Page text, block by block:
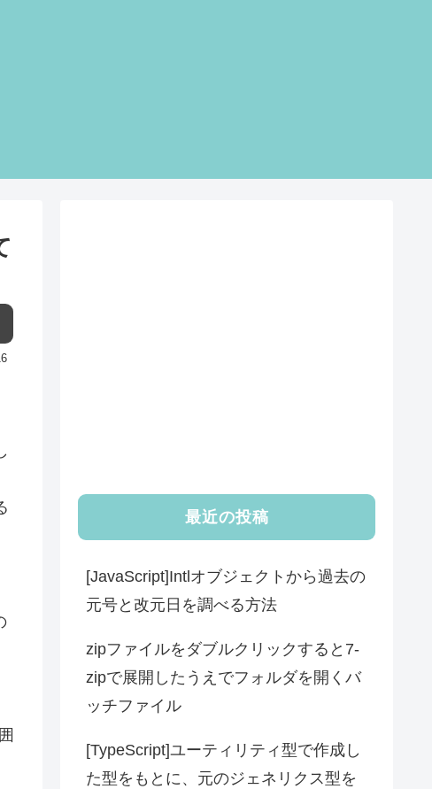
最近の投稿
[JavaScript]Intlオブジェクトから過去の
元号と改元日を調べる方法
zipファイルをダブルクリックすると7-
zipで展開したうえでフォルダを開くバ
ッチファイル
[TypeScript]ユーティリティ型で作成し
た型をもとに、元のジェネリクス型を